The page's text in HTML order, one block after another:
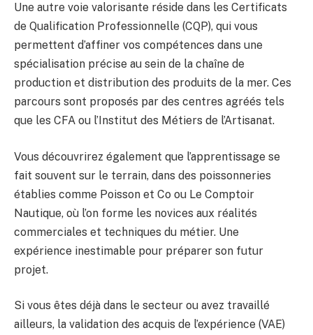
Une autre voie valorisante réside dans les Certificats
de Qualification Professionnelle (CQP), qui vous
permettent d’affiner vos compétences dans une
spécialisation précise au sein de la chaîne de
production et distribution des produits de la mer. Ces
parcours sont proposés par des centres agréés tels
que les CFA ou l’Institut des Métiers de l’Artisanat.
Vous découvrirez également que l’apprentissage se
fait souvent sur le terrain, dans des poissonneries
établies comme Poisson et Co ou Le Comptoir
Nautique, où l’on forme les novices aux réalités
commerciales et techniques du métier. Une
expérience inestimable pour préparer son futur
projet.
Si vous êtes déjà dans le secteur ou avez travaillé
ailleurs, la validation des acquis de l’expérience (VAE)